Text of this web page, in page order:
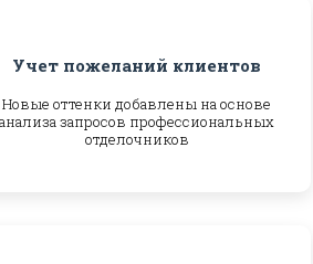
Учет пожеланий клиентов
Новые оттенки добавлены на основе
анализа запросов профессиональных
отделочников